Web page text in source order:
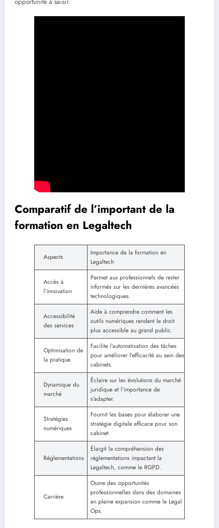
Comparatif de l’important de la
formation en Legaltech
Aspects
Importance de la formation en
Legaltech
Accès à
l’innovation
Permet aux professionnels de rester
informés sur les dernières avancées
technologiques.
Accessibilité
des services
Aide à comprendre comment les
outils numériques rendent le droit
plus accessible au grand public.
Optimisation de
la pratique
Facilite l’automatisation des tâches
pour améliorer l’efficacité au sein des
cabinets.
Dynamique du
marché
Éclaire sur les évolutions du marché
juridique et l’importance de
s’adapter.
Stratégies
numériques
Fournit les bases pour élaborer une
stratégie digitale efficace pour son
cabinet.
Réglementations
Élargit la compréhension des
réglementations impactant la
Legaltech, comme le RGPD.
Carrière
Ouvre des opportunités
professionnelles dans des domaines
en pleine expansion comme le Legal
Ops.